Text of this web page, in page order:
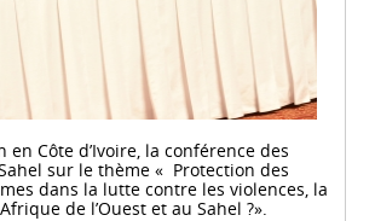
en Côte d’Ivoire, la conférence des
sur le thème « Protection des
dans la lutte contre les violences, la
de l’Ouest et au Sahel ?».